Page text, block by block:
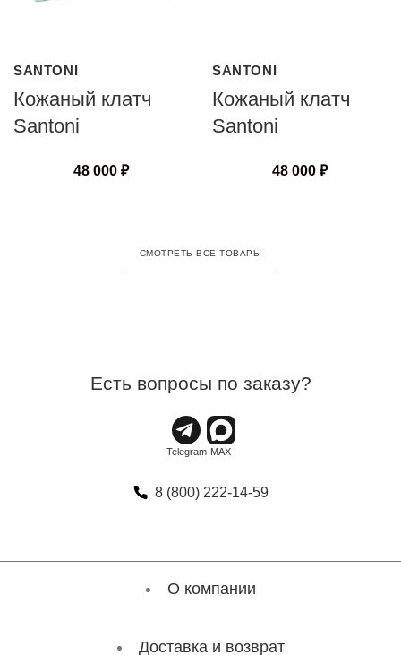
SANTONI
Кожаный клатч
Santoni
48 000 ₽
SANTONI
Кожаный клатч
Santoni
48 000 ₽
СМОТРЕТЬ ВСЕ ТОВАРЫ
Есть вопросы по заказу?
8 (800) 222-14-59
О компании
Доставка и возврат